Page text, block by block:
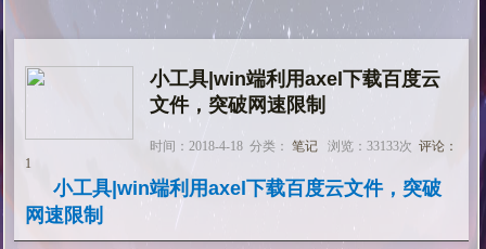
小工具|win端利用axel下载百度云
文件，突破网速限制
时间：2018-4-18 分类： 笔记 浏览：33133次 评论：
1
小工具|win端利用axel下载百度云文件，突破
网速限制